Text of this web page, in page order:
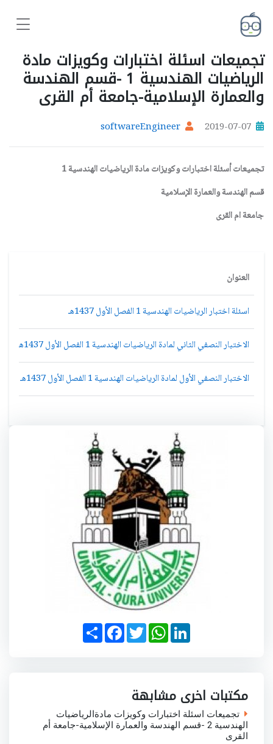
تجميعات اسئلة اختبارات وكويزات مادة
الرياضيات الهندسية 1 -قسم الهندسة
والعمارة الإسلامية-جامعة أم القرى
2019-07-07
softwareEngineer
تجميعات أسئلة اختبارات وكويزات مادة الرياضيات الهندسية 1
قسم الهندسة والعمارة الإسلامية
جامعة ام القرى
العنوان
اسئلة اختبار الرياضيات الهندسية 1 الفصل الأول 1437هـ
الاختبار النصفي الثاني لمادة الرياضيات الهندسية 1 الفصل الأول 1437هـ
الاختبار النصفي الأول لمادة الرياضيات الهندسية 1 الفصل الأول 1437هـ
S
h
a
F
a
c
T
w
i
W
h
a
p
p
L
i
n
n
مكتبات اخرى مشابهة
تجميعات اسئلة اختبارات وكويزات مادةالرياضيات
الهندسية 2 -قسم الهندسة والعمارة الإسلامية-جامعة أم
القرى